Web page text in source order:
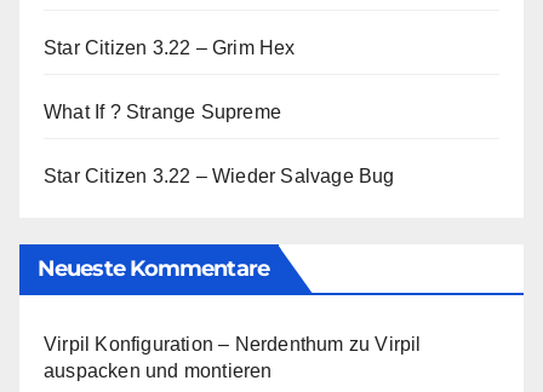
Star Citizen 3.22 – Grim Hex
What If ? Strange Supreme
Star Citizen 3.22 – Wieder Salvage Bug
Neueste Kommentare
Virpil Konfiguration – Nerdenthum zuVirpil
auspacken und montieren